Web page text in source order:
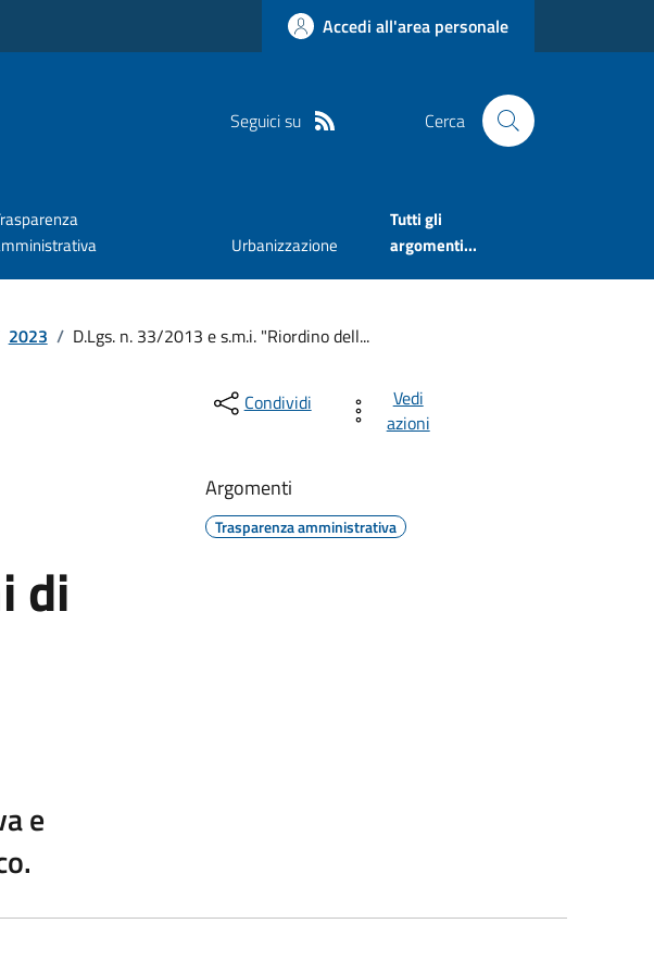
Accedi all'area personale
Seguici su Cerca
Urbanizzazione
Tutti gli
argomenti...
2023 / D.Lgs. n. 33/2013 e s.m.i. "Riordino dell...
di
e
Condividi
Vedi
azioni
Argomenti
Trasparenza amministrativa